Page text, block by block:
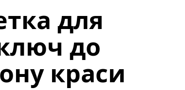
для
до
краси